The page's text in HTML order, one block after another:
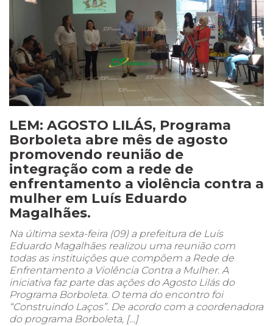
LEM: AGOSTO LILÁS, Programa
Borboleta abre mês de agosto
promovendo reunião de
integração com a rede de
enfrentamento a violência contra a
mulher em Luís Eduardo
Magalhães.
Na última sexta-feira (09) a prefeitura de Luís
Eduardo Magalhães realizou uma reunião com
todas as instituições que compõem a Rede de
Enfrentamento a Violência Contra a Mulher. A
iniciativa faz parte das ações do Agosto Lilás do
Programa Borboleta. O tema do encontro foi
“Construindo Laços”. De acordo com a coordenadora
do programa Borboleta, […]